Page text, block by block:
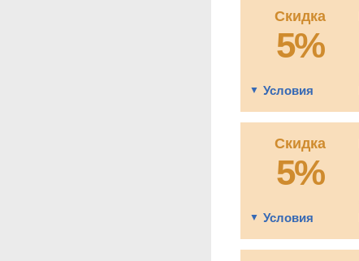
Скидка
5%
Условия
Скидка
5%
Условия